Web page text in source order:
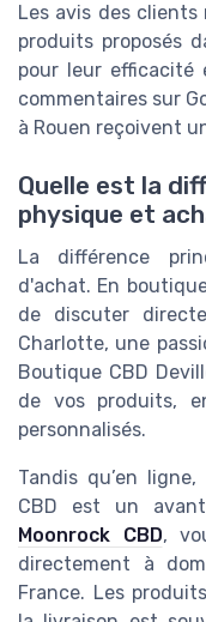
Les avis des
produits proposés
pour leur efficacité
commentaires sur
à Rouen reçoivent
Quelle est la
physique et
La différence
d'achat. En
de discuter
Charlotte, une
Boutique CBD
de vos produits,
personnalisés.
Tandis qu’en
CBD est un
Moonrock CBD,
directement à
France. Les